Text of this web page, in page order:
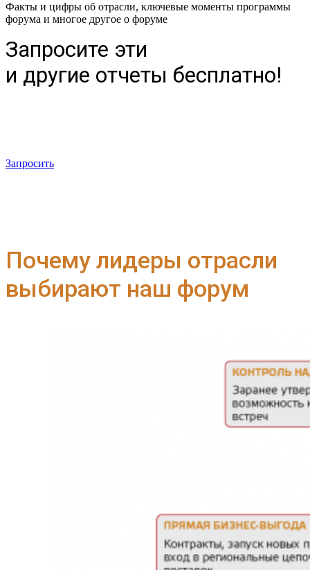
Факты и цифры об отрасли, ключевые моменты программы
форума и многое другое о форуме
Запросите эти
и другие отчеты бесплатно!
Запросить
Почему лидеры отрасли
выбирают наш форум